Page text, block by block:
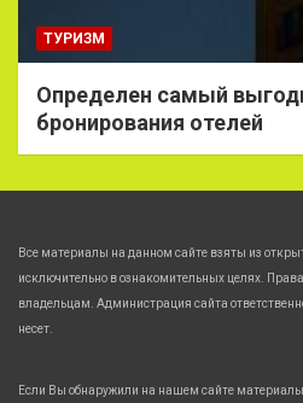
ТУРИЗМ
Определен самый
бронирования отелей
Все материалы на данном сайте взяты из
исключительно в ознакомительных целях.
владельцам. Администрация сайта
несет.
Если Вы обнаружили на нашем сайте